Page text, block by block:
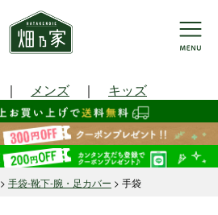
｜ メンズ ｜ キッズ
手袋-靴下-腕・足カバー 手袋